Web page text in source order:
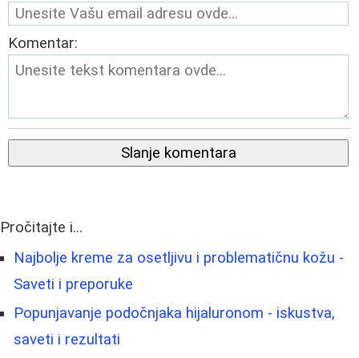
Komentar:
Slanje komentara
Pročitajte i...
Najbolje kreme za osetljivu i problematičnu kožu -
Saveti i preporuke
Popunjavanje podočnjaka hijaluronom - iskustva,
saveti i rezultati